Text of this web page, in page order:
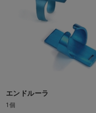
エンドルーラ
1個